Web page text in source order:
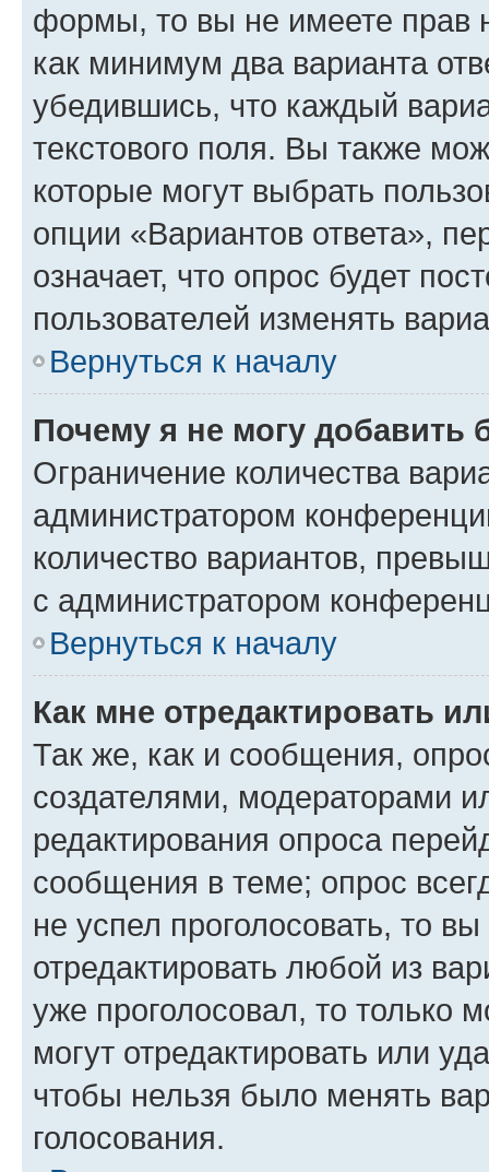
формы, то вы не имеете прав
как минимум два варианта
убедившись, что каждый
текстового поля. Вы также
которые могут выбрать
опции «Вариантов ответа»,
означает, что опрос будет
пользователей изменять
Вернуться к началу
Почему я не могу добавить
Ограничение количества
администратором
количество вариантов,
с администратором
Вернуться к началу
Как мне отредактировать
Так же, как и сообщения,
создателями, модераторами
редактирования опроса
сообщения в теме; опрос
не успел проголосовать, то
отредактировать любой из
уже проголосовал, то только
могут отредактировать или
чтобы нельзя было менять
голосования.